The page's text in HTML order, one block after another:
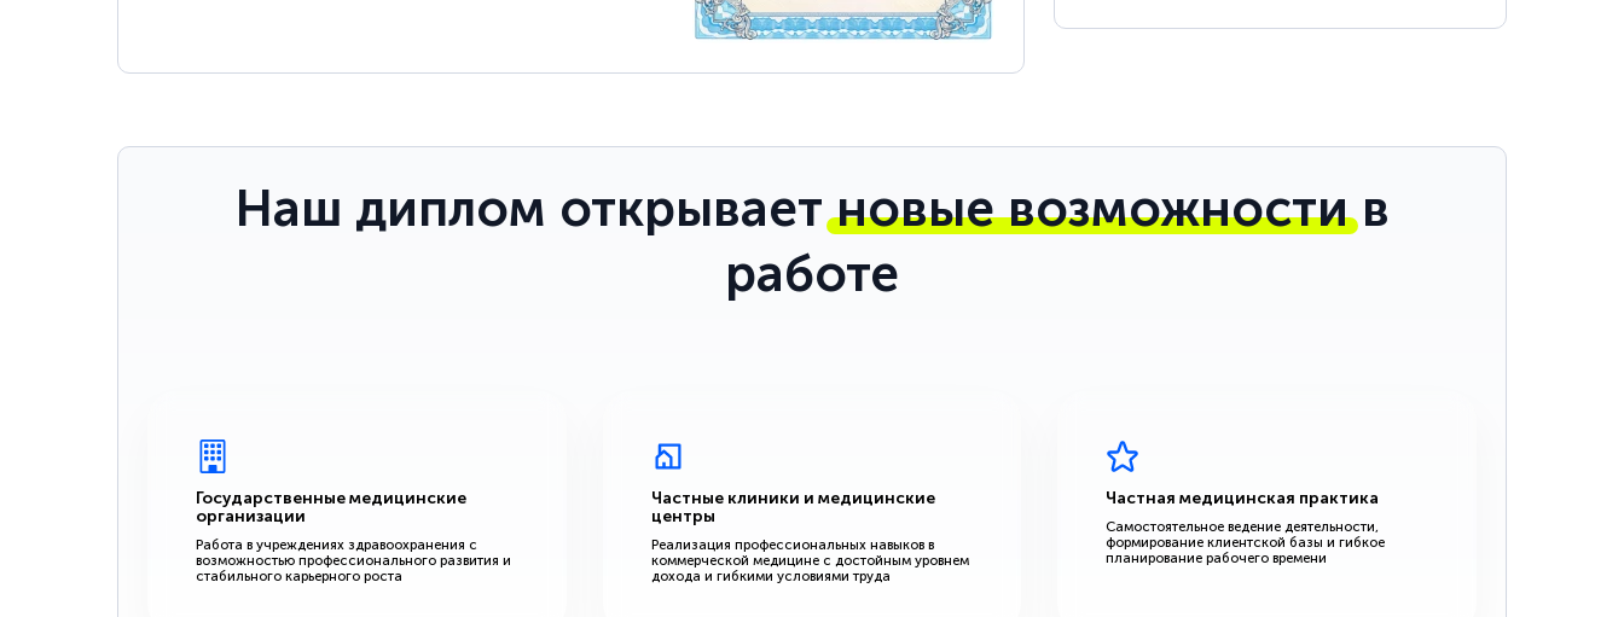
Наш диплом открываетновые возможностив
работе
Государственные медицинские
организации
Работа в учреждениях здравоохранения с
возможностью профессионального развития и
стабильного карьерного роста
Частные клиники и медицинские
центры
Реализация профессиональных навыков в
коммерческой медицине с достойным уровнем
дохода и гибкими условиями труда
Частная медицинская практика
Самостоятельное ведение деятельности,
формирование клиентской базы и гибкое
планирование рабочего времени